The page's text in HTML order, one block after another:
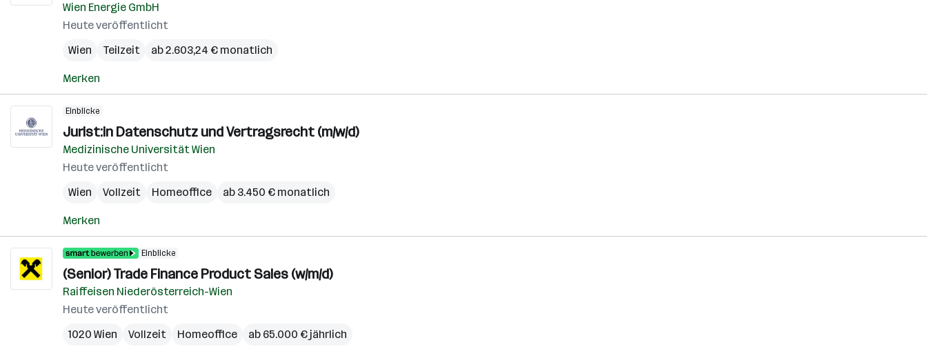
Wien Energie GmbH
Heute veröffentlicht
Wien
Teilzeit ab 2.603,24 € monatlich
Merken
Einblicke
Jurist:in Datenschutz und Vertragsrecht (m/w/d)
Medizinische Universität Wien
Heute veröffentlicht
Wien
Vollzeit Homeoffice ab 3.450 € monatlich
Merken
Einblicke
(Senior) Trade Finance Product Sales (w/m/d)
Raiffeisen Niederösterreich-Wien
Heute veröffentlicht
1020 Wien
Vollzeit Homeoffice ab 65.000 € jährlich